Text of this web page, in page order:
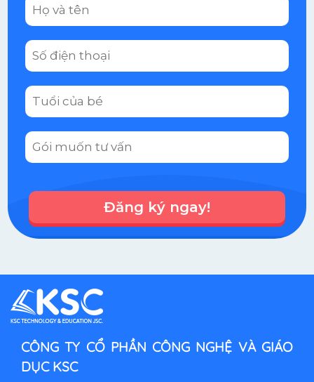
Đăng ký ngay!
CÔNG TY CỔ PHẦN CÔNG NGHỆ VÀ GIÁO
DỤC KSC